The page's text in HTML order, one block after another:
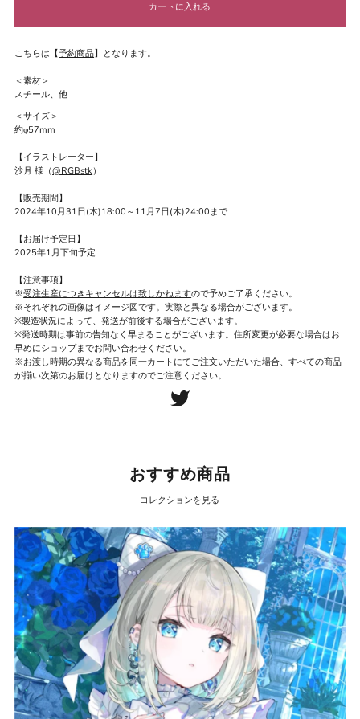
こちらは【予約商品】となります。
＜素材＞
スチール、他
＜サイズ＞
約φ57mm
【イラストレーター】
沙月 様（@RGBstk）
【販売期間】
2024年10月31日(木)18:00～11月7日(木)24:00まで
【お届け予定日】
2025年1月下旬予定
【注意事項】
※受注生産につきキャンセルは致しかねますので予めご了承ください。
※それぞれの画像はイメージ図です。実際と異なる場合がございます。
※製造状況によって、発送が前後する場合がございます。
※発送時期は事前の告知なく早まることがございます。住所変更が必要な場合はお
早めにショップまでお問い合わせください。
※お渡し時期の異なる商品を同一カートにてご注文いただいた場合、すべての商品
が揃い次第のお届けとなりますのでご注意ください。
おすすめ商品
コレクションを見る